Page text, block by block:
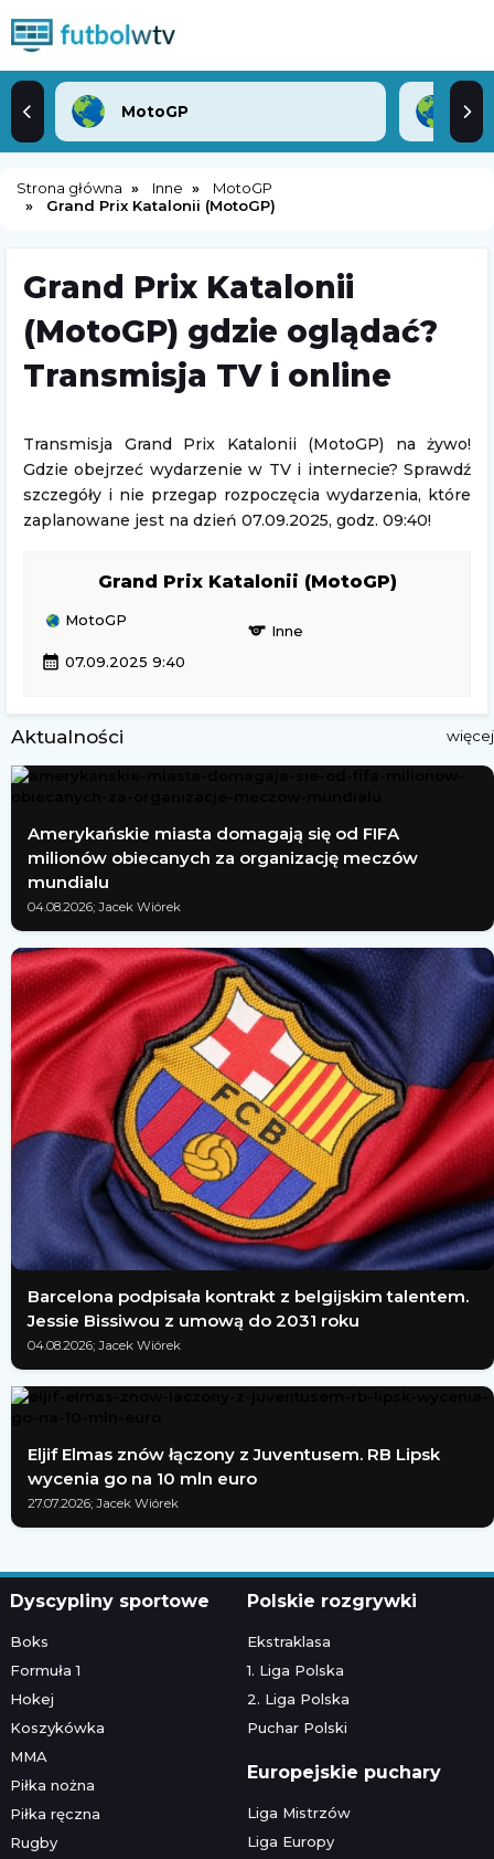
MotoGP
Strona główna Inne
MotoGP
Grand Prix Katalonii (MotoGP)
Grand Prix Katalonii
(MotoGP) gdzie oglądać?
Transmisja TV i online
Transmisja Grand Prix Katalonii (MotoGP) na żywo!
Gdzie obejrzeć wydarzenie w TV i internecie? Sprawdź
szczegóły i nie przegap rozpoczęcia wydarzenia, które
zaplanowane jest na dzień 07.09.2025, godz. 09:40!
Grand Prix Katalonii (MotoGP)
MotoGP
sports Inne
calendar_month 07.09.2025 9:40
Aktualności więcej
Amerykańskie miasta domagają się od FIFA
milionów obiecanych za organizację meczów
mundialu
04.08.2026; Jacek Wiórek
Barcelona podpisała kontrakt z belgijskim talentem.
Jessie Bissiwou z umową do 2031 roku
04.08.2026; Jacek Wiórek
Eljif Elmas znów łączony z Juventusem. RB Lipsk
wycenia go na 10 mln euro
27.07.2026; Jacek Wiórek
Dyscypliny sportowe
Boks
Formuła 1
Hokej
Koszykówka
MMA
Piłka nożna
Piłka ręczna
Rugby
Polskie rozgrywki
Ekstraklasa
1. Liga Polska
2. Liga Polska
Puchar Polski
Europejskie puchary
Liga Mistrzów
Liga Europy